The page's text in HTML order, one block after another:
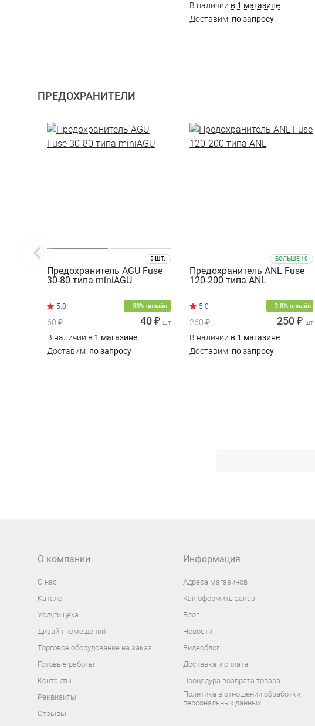
В наличии в 1 магазине
Доставим по запросу
ПРЕДОХРАНИТЕЛИ
5 ШТ.
Предохранитель AGU Fuse
30-80 типа miniAGU
− 33% онлайн
60 ₽ 40 ₽ шт
В наличии в 1 магазине
Доставим по запросу
БОЛЬШЕ 10
Предохранитель ANL Fuse
120-200 типа ANL
− 3.8% онлайн
260 ₽ 250 ₽ шт
В наличии в 1 магазине
Доставим по запросу
О компании
О нас
Каталог
Услуги цеха
Дизайн помещений
Торговое оборудование на заказ
Готовые работы
Контакты
Реквизиты
Отзывы
Информация
Адреса магазинов
Как оформить заказ
Блог
Новости
Видеоблог
Доставка и оплата
Процедура возврата товара
Политика в отношении обработки
персональных данных